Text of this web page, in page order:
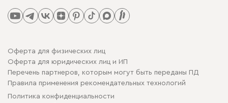
Оферта для физических лиц
Оферта для юридических лиц и ИП
Перечень партнеров, которым могут быть переданы ПД
Правила применения рекомендательных технологий
Политика конфиденциальности